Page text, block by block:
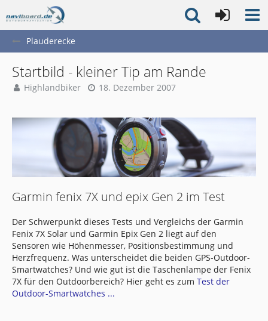
Plauderecke
Startbild - kleiner Tip am Rande
Highlandbiker 18. Dezember 2007
Garmin fenix 7X und epix Gen 2 im Test
Der Schwerpunkt dieses Tests und Vergleichs der Garmin
Fenix 7X Solar und Garmin Epix Gen 2 liegt auf den
Sensoren wie Höhenmesser, Positionsbestimmung und
Herzfrequenz. Was unterscheidet die beiden GPS-Outdoor-
Smartwatches? Und wie gut ist die Taschenlampe der Fenix
7X für den Outdoorbereich? Hier geht es zum Test der
Outdoor-Smartwatches ...